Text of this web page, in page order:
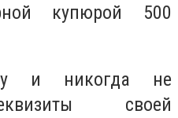
купюрой 500
и никогда не
своей